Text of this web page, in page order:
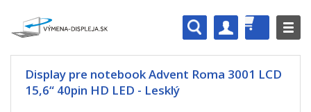
Display pre notebook Advent Roma 3001 LCD
15,6“ 40pin HD LED - Lesklý